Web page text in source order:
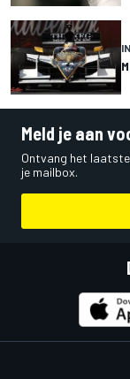
Meld je aan
Ontvang het
je mailbox.